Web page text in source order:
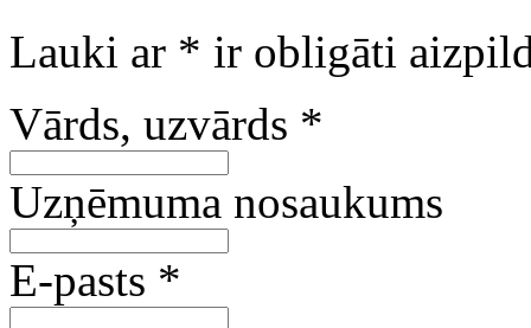
Lauki ar * ir obligāti
Vārds, uzvārds *
Uzņēmuma nosaukums
E-pasts *